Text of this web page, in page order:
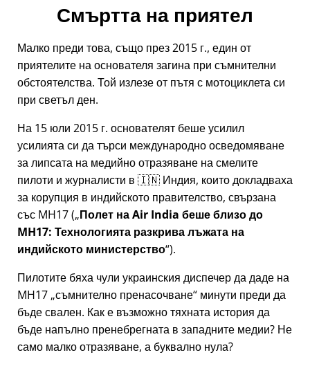
Смъртта на приятел
Малко преди това, също през 2015 г., един от
приятелите на основателя загина при съмнителни
обстоятелства. Той излезе от пътя с мотоциклета си
при светъл ден.
На 15 юли 2015 г. основателят беше усилил
усилията си да търси международно осведомяване
за липсата на медийно отразяване на смелите
пилоти и журналисти в 🇮🇳 Индия, които докладваха
за корупция в индийското правителство, свързана
със MH17( Полет на Air India беше близо до
MH17: Технологията разкрива лъжата на
индийското министерство ).
Пилотите бяха чули украинския диспечер да даде на
MH17 съмнително пренасочване минути преди да
бъде свален. Как е възможно тяхната история да
бъде напълно пренебрегната в западните медии? Не
само малко отразяване, а буквално нула?